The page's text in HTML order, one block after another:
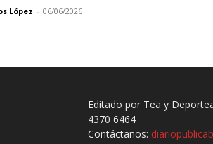
López - 06/06/2026
Editado por Tea y
4370 6464
Contáctanos: